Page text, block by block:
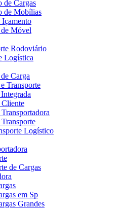
de Cargas
de Mobílias
Içamento
Móvel
Rodoviário
Logística
Carga
Transporte
Logístico
de Cargas
em Sp
Grandes